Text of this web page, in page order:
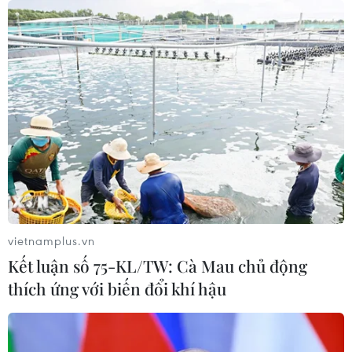
08/08/2026 01:45
Quốc hội thảo luận dự án Luật Dầu
khí (sửa đổi), bảo đảm an ninh năng
lượng
08/08/2026 01:33
Việt Nam cần theo dõi chặt chẽ các
biện pháp phòng vệ thương mại tại
Canada
08/08/2026 00:39
thác 2 triệu thùng dầu mỗi ngày
vietnamplus.vn
Kết luận số 75-KL/TW: Cà Mau chủ động
thích ứng với biến đổi khí hậu